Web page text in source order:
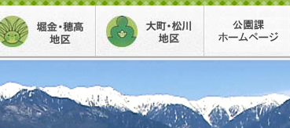
堀金・穂高地区